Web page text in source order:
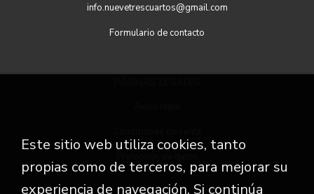
info.nuevetrescuartos@gmail.com
Formulario de contacto
Este sitio web utiliza cookies, tanto
propias como de terceros, para mejorar su
experiencia de navegación. Si continúa